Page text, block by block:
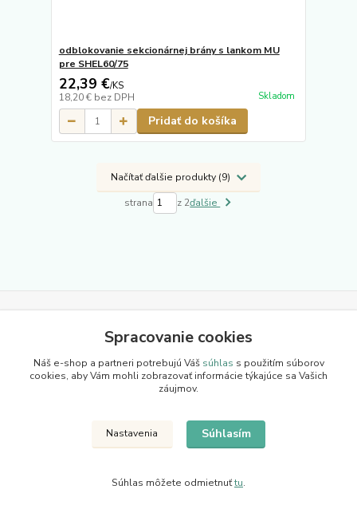
odblokovanie sekcionárnej brány s lankom MU
pre SHEL60/75
22,39 €/KS
18,20 € bez DPH Skladom
Pridať do košíka
Načítať ďalšie produkty (9)
strana z 2ďalšie
Novinky z nášho blogu
Spracovanie cookies
Náš e-shop a partneri potrebujú Váš súhlas s použitím súborov
cookies, aby Vám mohli zobrazovať informácie týkajúce sa Vašich
záujmov.
Nastavenia Súhlasím
Súhlas môžete odmietnuťtu.